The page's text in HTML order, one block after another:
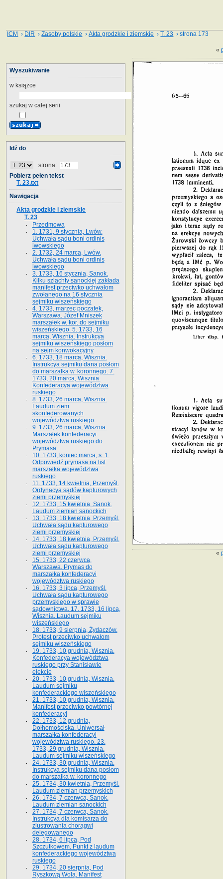
ICM › DIR ›Zasoby polskie ›Akta grodzkie i ziemskie ›T. 23 › strona 173
«
«
Wyszukiwanie
w książce
szukaj w całej serii
Idź do
strona:
Pobierz pełen tekst
T. 23.txt
Nawigacja
Akta grodzkie i ziemskie
T. 23
Przedmowa
1. 1731, 9 stycznia, Lwów.
Uchwała sądu boni ordinis
lwowskiego
2. 1732, 24 marca, Lwów.
Uchwała sądu boni ordinis
lwowskiego
3. 1733, 16 stycznia, Sanok.
Kilku szlachty sanockiej zakłada
manifest przeciwko uchwałom
zwołanego na 16 stycz­nia
sejmiku wiszeńskiego
4. 1733, marzec początek,
Warszawa. Józef Mniszek
marszałek w. kor. do sejmiku
wiszeńskiego. 5. 1733, 16
marca, Wisznia. Instrukcya
sejmiku wiszeńskiego posłom
na sejm konwokacyjny
6. 1733, 18 marca, Wisznia.
Instrukcya sejmiku dana posłom
do marszałka w. koronnego. 7.
1733, 20 marca, Wisznia.
Konfederacya województwa
ruskiego
8. 1733, 26 marca, Wisznia.
Laudum ziem
skonfederowanych
województwa ruskiego
9. 1733, 26 marca, Wisznia.
Marszałek konfederacyi
województwa ruskiego do
Prymasa
10. 1733, koniec marca, s. 1.
Odpowiedź prymasa na list
marszałka województwa
ruskiego
11. 1733, 14 kwietnia, Przemyśl.
Ordynacya sądów kapturowych
ziemi przemyskiej
12. 1733, 15 kwietnia, Sanok.
Laudum ziemian sanockich
13. 1733, 18 kwietnia, Przemyśl.
Uchwała sądu kapturowego
ziemi przemyskiej
14. 1733, 18 kwietnia, Przemyśl.
Uchwała sądu kapturowego
ziemi przemyskiej
15. 1733, 22 czerwca,
Warszawa. Prymas do
marszałka konfederacyi
województwa ruskiego
16. 1733, 3 lipca, Przemyśl.
Uchwała sądu kapturowego
przemyskiego w sprawie
sądownictwa. 17. 1733, 16 lipca,
Wisznia. Laudum sejmiku
wiszeńskiego
18. 1733, 9 sierpnia, Żydaczów.
Protest przeciwko uchwałom
sejmiku wiszeńskiego
19. 1733, 10 grudnia, Wisznia.
Konfederacya województwa
ruskiego przy Stanisławie
elekcie
20. 1733, 10 grudnia, Wisznia.
Laudum sejmiku
konfederackiego wiszeńskiego
21. 1733, 10 grudnia, Wisznia.
Manifest przeciwko powtórnej
konfederacyi
22. 1733, 12 grudnia,
Dołhomościska. Uniwersał
marszałka konfederacyi
województwa ruskiego. 23.
1733, 29 grudnia, Wisznia.
Laudum sejmiku wiszeńskiego
24. 1733, 30 grudnia, Wisznia.
Instrukcya sejmiku dana posłom
do marszałka w. koronnego
25. 1734, 30 kwietnia, Przemyśl.
Laudum ziemian przemyskich
26. 1734, 7 czerwca, Sanok.
Laudum ziemian sanockich
27. 1734, 7 czerwca, Sanok.
Instrukcya dla komisarza do
zlustrowania chorągwi
delegowanego
28. 1734, 6 lipca, Pod
Szczutkowem. Punkt z laudum
konfederackiego województwa
ruskiego
29. 1734, 20 sierpnia, Pod
Ryszkową Wolą. Manifest